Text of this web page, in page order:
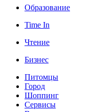
Образование
Time In
Чтение
Бизнес
Питомцы
Город
Шоппинг
Сервисы